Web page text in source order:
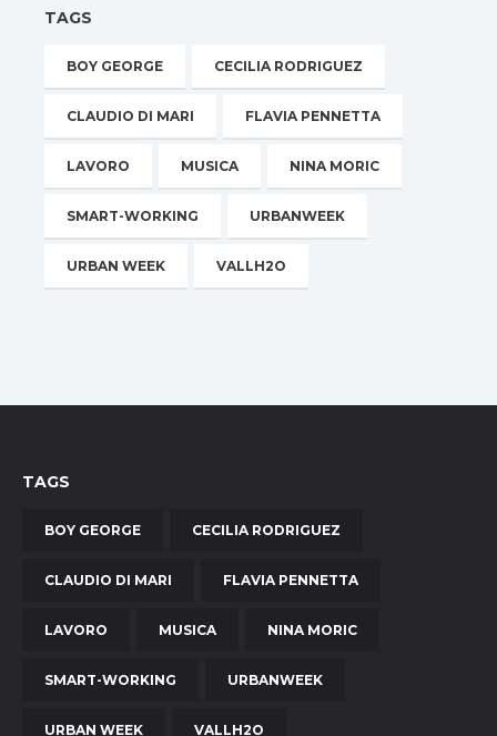
TAGS
BOY GEORGE CECILIA RODRIGUEZ
CLAUDIO DI MARI FLAVIA PENNETTA
LAVORO MUSICA NINA MORIC
SMART-WORKING URBANWEEK
URBAN WEEK VALLH2O
TAGS
BOY GEORGE CECILIA RODRIGUEZ
CLAUDIO DI MARI FLAVIA PENNETTA
LAVORO MUSICA NINA MORIC
SMART-WORKING URBANWEEK
URBAN WEEK VALLH2O